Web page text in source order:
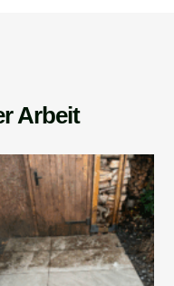
Arbeit